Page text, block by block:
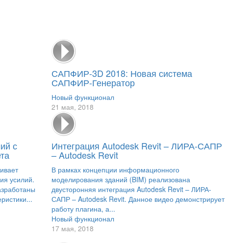
САПФИР-3D 2018: Новая система
САПФИР-Генератор
Новый функционал
21 мая, 2018
с
усилий.
Интеграция Autodesk Revit – ЛИРА-САПР
– Autodesk Revit
В рамках концепции информационного
моделирования зданий (BIM) реализована
двусторонняя интеграция Autodesk Revit – ЛИРА-
САПР – Autodesk Revit. Данное видео демонстрирует
работу плагина, а...
Новый функционал
17 мая, 2018